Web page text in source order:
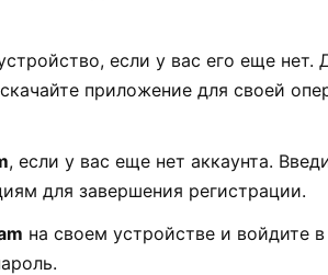
если у вас его еще нет.
приложение для своей
, если у вас еще нет аккаунта.
для завершения регистрации.
на своем устройстве и войдите в